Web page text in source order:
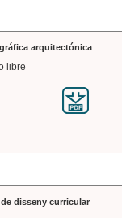
arquitectónica
libre
disseny curricular